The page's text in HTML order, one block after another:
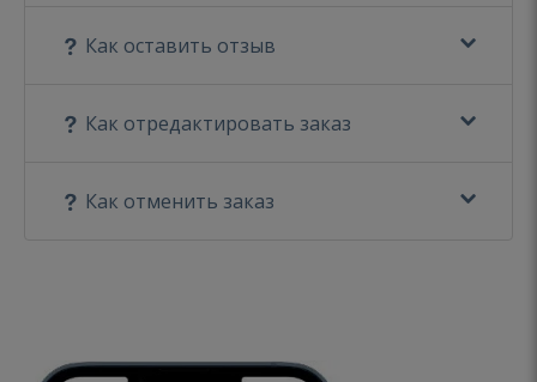
Как оставить отзыв
Как отредактировать заказ
Как отменить заказ